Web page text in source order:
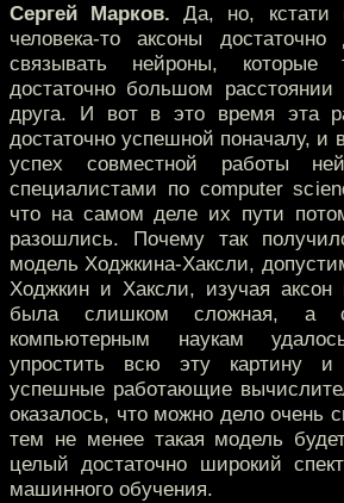
Сергей Марков. Да, но, кстати
человека-то аксоны
связывать нейроны, которые
достаточно большом расстоянии
друга. И вот в это время эта
достаточно успешной поначалу, и
успех совместной работы
специалистами по computer
что на самом деле их пути
разошлись. Почему так
модель Ходжкина-Хаксли,
Ходжкин и Хаксли, изучая аксон
была слишком сложная, а
компьютерным наукам
упростить всю эту картину и
успешные работающие
оказалось, что можно дело очень
тем не менее такая модель
целый достаточно широкий
машинного обучения.